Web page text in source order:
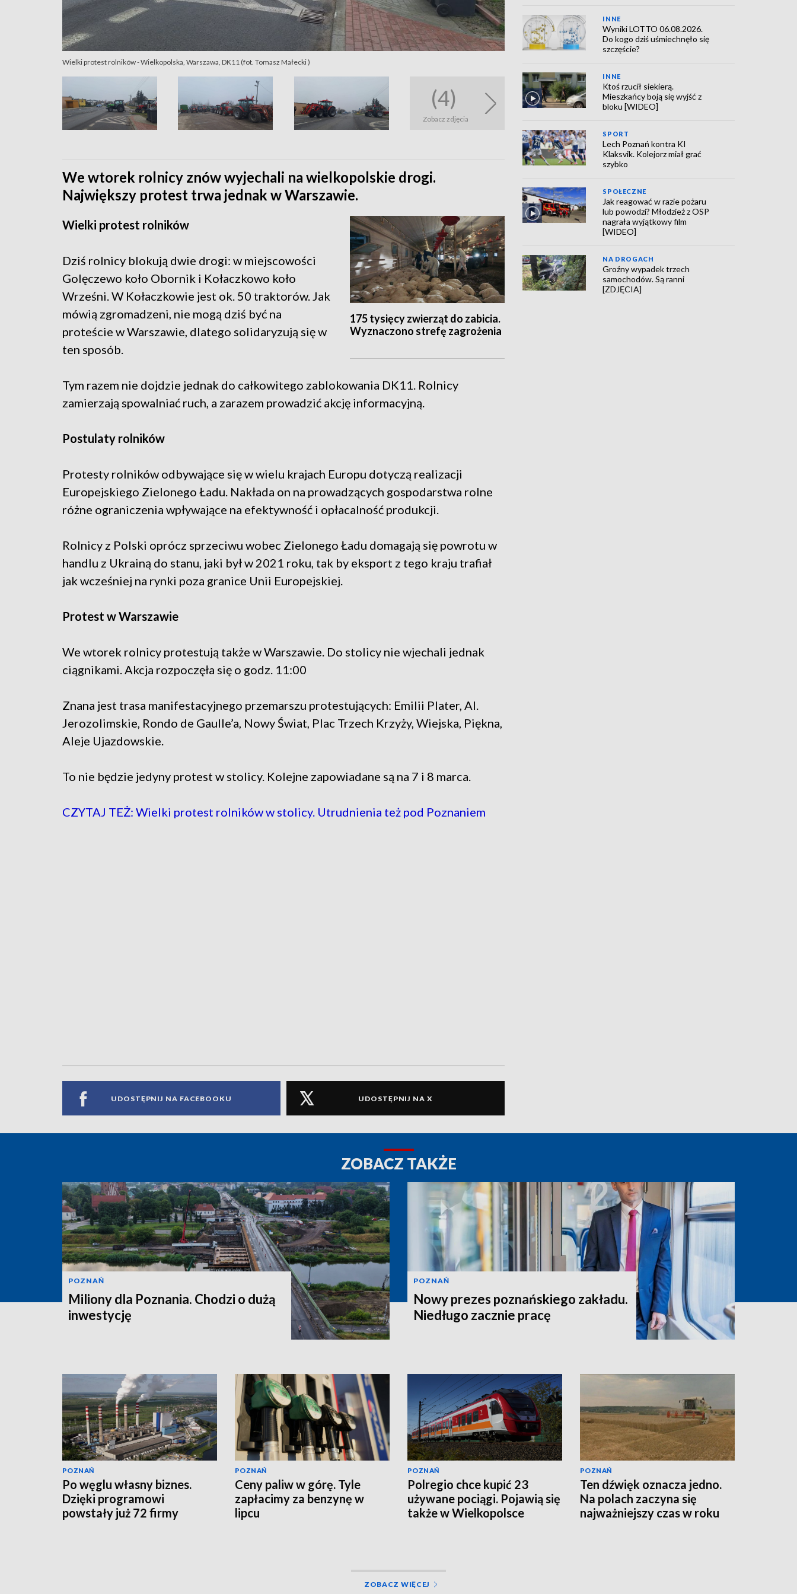
Wielki protest rolników - Wielkopolska, Warszawa, DK11 (fot. Tomasz Małecki )
(4)
Zobacz zdjęcia
We wtorek rolnicy znów wyjechali na wielkopolskie drogi.
Największy protest trwa jednak w Warszawie.
175 tysięcy zwierząt do zabicia.
Wyznaczono strefę zagrożenia
Wielki protest rolników
Dziś rolnicy blokują dwie drogi: w miejscowości
Golęczewo koło Obornik i Kołaczkowo koło
Wrześni. W Kołaczkowie jest ok. 50 traktorów. Jak
mówią zgromadzeni, nie mogą dziś być na
proteście w Warszawie, dlatego solidaryzują się w
ten sposób.
Tym razem nie dojdzie jednak do całkowitego zablokowania DK11. Rolnicy
zamierzają spowalniać ruch, a zarazem prowadzić akcję informacyjną.
Postulaty rolników
Protesty rolników odbywające się w wielu krajach Europu dotyczą realizacji
Europejskiego Zielonego Ładu. Nakłada on na prowadzących gospodarstwa rolne
różne ograniczenia wpływające na efektywność i opłacalność produkcji.
Rolnicy z Polski oprócz sprzeciwu wobec Zielonego Ładu domagają się powrotu w
handlu z Ukrainą do stanu, jaki był w 2021 roku, tak by eksport z tego kraju trafiał
jak wcześniej na rynki poza granice Unii Europejskiej.
Protest w Warszawie
We wtorek rolnicy protestują także w Warszawie. Do stolicy nie wjechali jednak
ciągnikami. Akcja rozpoczęła się o godz. 11:00
Znana jest trasa manifestacyjnego przemarszu protestujących: Emilii Plater, Al.
Jerozolimskie, Rondo de Gaulle’a, Nowy Świat, Plac Trzech Krzyży, Wiejska, Piękna,
Aleje Ujazdowskie.
To nie będzie jedyny protest w stolicy. Kolejne zapowiadane są na 7 i 8 marca.
CZYTAJ TEŻ: Wielki protest rolników w stolicy. Utrudnienia też pod Poznaniem
UDOSTĘPNIJ NA FACEBOOKU UDOSTĘPNIJ NA X
INNE
Wyniki LOTTO 06.08.2026.
Do kogo dziś uśmiechnęło się
szczęście?
INNE
Ktoś rzucił siekierą.
Mieszkańcy boją się wyjść z
bloku [WIDEO]
SPORT
Lech Poznań kontra KI
Klaksvik. Kolejorz miał grać
szybko
SPOŁECZNE
Jak reagować w razie pożaru
lub powodzi? Młodzież z OSP
nagrała wyjątkowy film
[WIDEO]
NA DROGACH
Groźny wypadek trzech
samochodów. Są ranni
[ZDJĘCIA]
ZOBACZ TAKŻE
POZNAŃ
Miliony dla Poznania. Chodzi o dużą
inwestycję
POZNAŃ
Nowy prezes poznańskiego zakładu.
Niedługo zacznie pracę
POZNAŃ
Po węglu własny biznes.
Dzięki programowi
powstały już 72 firmy
POZNAŃ
Ceny paliw w górę. Tyle
zapłacimy za benzynę w
lipcu
POZNAŃ
Polregio chce kupić 23
używane pociągi. Pojawią się
także w Wielkopolsce
POZNAŃ
Ten dźwięk oznacza jedno.
Na polach zaczyna się
najważniejszy czas w roku
ZOBACZ WIĘCEJ